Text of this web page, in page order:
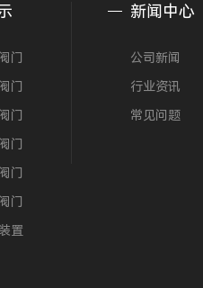
门
门
门
门
门
门
置
新闻中心
公司新闻
行业资讯
常见问题